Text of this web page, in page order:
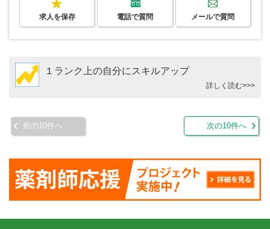
求人を保存 電話で質問 メールで質問
１ランク上の自分にスキルアップ
詳しく読む>>>
前の10件へ 次の10件へ